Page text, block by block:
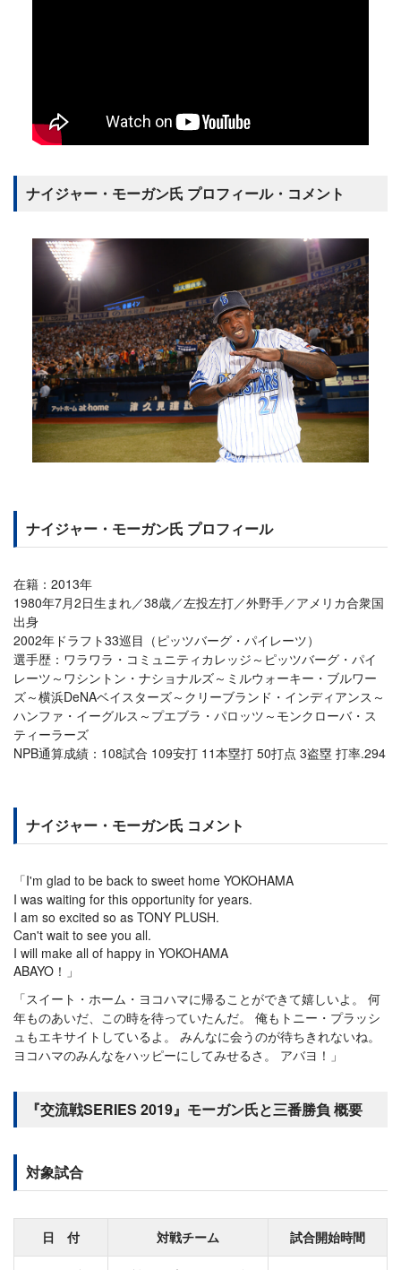
ナイジャー・モーガン氏 プロフィール・コメント
ナイジャー・モーガン氏 プロフィール
在籍：2013年
1980年7月2日生まれ／38歳／左投左打／外野手／アメリカ合衆国
出身
2002年ドラフト33巡目（ピッツバーグ・パイレーツ）
選手歴：ワラワラ・コミュニティカレッジ～ピッツバーグ・パイ
レーツ～ワシントン・ナショナルズ～ミルウォーキー・ブルワー
ズ～横浜DeNAベイスターズ～クリーブランド・インディアンス～
ハンファ・イーグルス～プエブラ・パロッツ～モンクローバ・ス
ティーラーズ
NPB通算成績：108試合 109安打 11本塁打 50打点 3盗塁 打率.294
ナイジャー・モーガン氏 コメント
「I'm glad to be back to sweet home YOKOHAMA
I was waiting for this opportunity for years.
I am so excited so as TONY PLUSH.
Can't wait to see you all.
I will make all of happy in YOKOHAMA
ABAYO！」
「スイート・ホーム・ヨコハマに帰ることができて嬉しいよ。 何
年ものあいだ、この時を待っていたんだ。 俺もトニー・プラッシ
ュもエキサイトしているよ。 みんなに会うのが待ちきれないね。
ヨコハマのみんなをハッピーにしてみせるさ。 アバヨ！」
『交流戦SERIES 2019』モーガン氏と三番勝負 概要
対象試合
日 付 対戦チーム 試合開始時間